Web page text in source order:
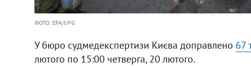
ФОТО: EPA/UPG
У бюро судмедекспертизи Києва доправлено 67
лютого по 15:00 четверга, 20 лютого.